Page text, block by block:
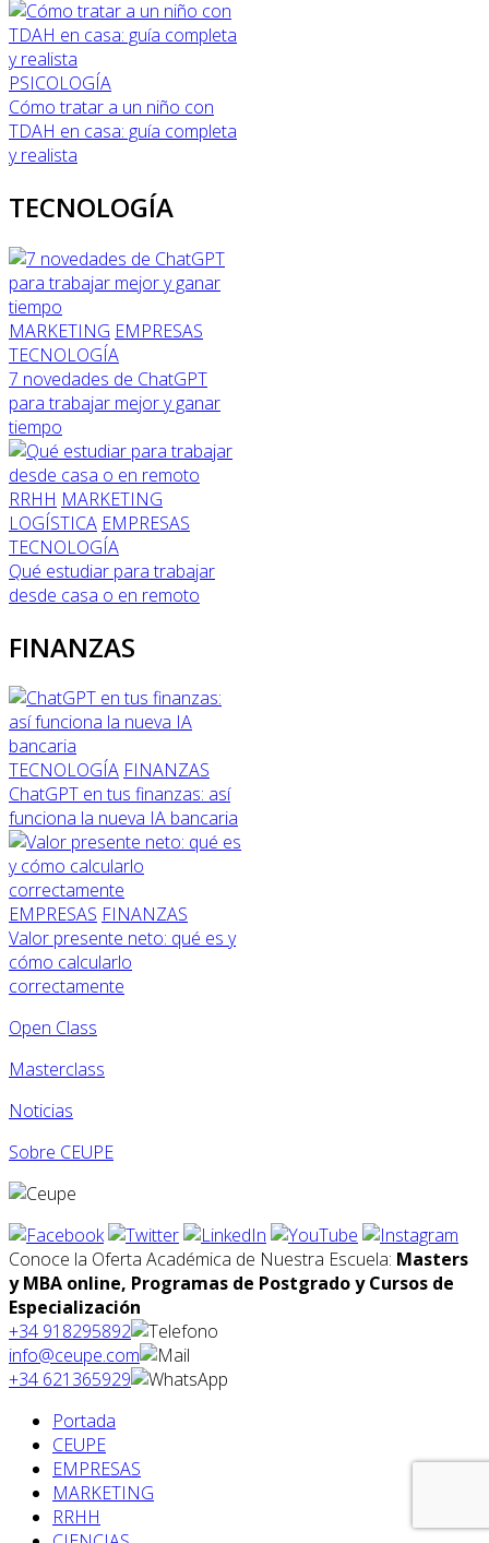
PSICOLOGÍA
Cómo tratar a un niño con
TDAH en casa: guía completa
y realista
TECNOLOGÍA
MARKETING EMPRESAS
TECNOLOGÍA
7 novedades de ChatGPT
para trabajar mejor y ganar
tiempo
RRHH MARKETING
LOGÍSTICA EMPRESAS
TECNOLOGÍA
Qué estudiar para trabajar
desde casa o en remoto
FINANZAS
TECNOLOGÍA FINANZAS
ChatGPT en tus finanzas: así
funciona la nueva IA bancaria
EMPRESAS FINANZAS
Valor presente neto: qué es y
cómo calcularlo
correctamente
Open Class
Masterclass
Noticias
Sobre CEUPE
Conoce la Oferta Académica de Nuestra Escuela: Masters
y MBA online, Programas de Postgrado y Cursos de
Especialización
+34 918295892
info@ceupe.com
+34 621365929
Portada
CEUPE
EMPRESAS
MARKETING
RRHH